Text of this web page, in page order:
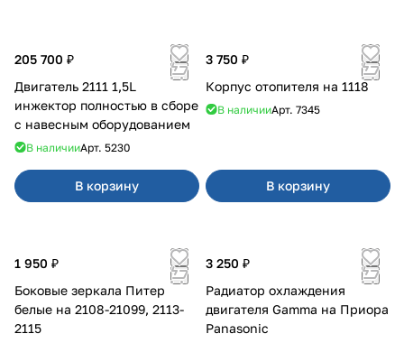
205 700 ₽
Двигатель 2111 1,5L
инжектор полностью в сборе
с навесным оборудованием
В наличииАрт. 5230
В корзину
3 750 ₽
Корпус отопителя на 1118
В наличииАрт. 7345
В корзину
1 950 ₽
Боковые зеркала Питер
белые на 2108-21099, 2113-
2115
3 250 ₽
Радиатор охлаждения
двигателя Gamma на Приора
Panasonic